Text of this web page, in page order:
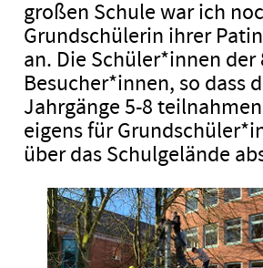
großen Schule war ich
Grundschülerin ihrer
an. Die Schüler*innen
Besucher*innen, so dass
Jahrgänge 5-8
eigens für
über das Schulgelände